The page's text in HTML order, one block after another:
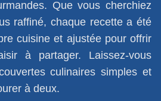
Que vous cherchiez
raffiné, chaque recette a été
cuisine et ajustée pour offrir
à partager. Laissez-vous
culinaires simples et
à deux.